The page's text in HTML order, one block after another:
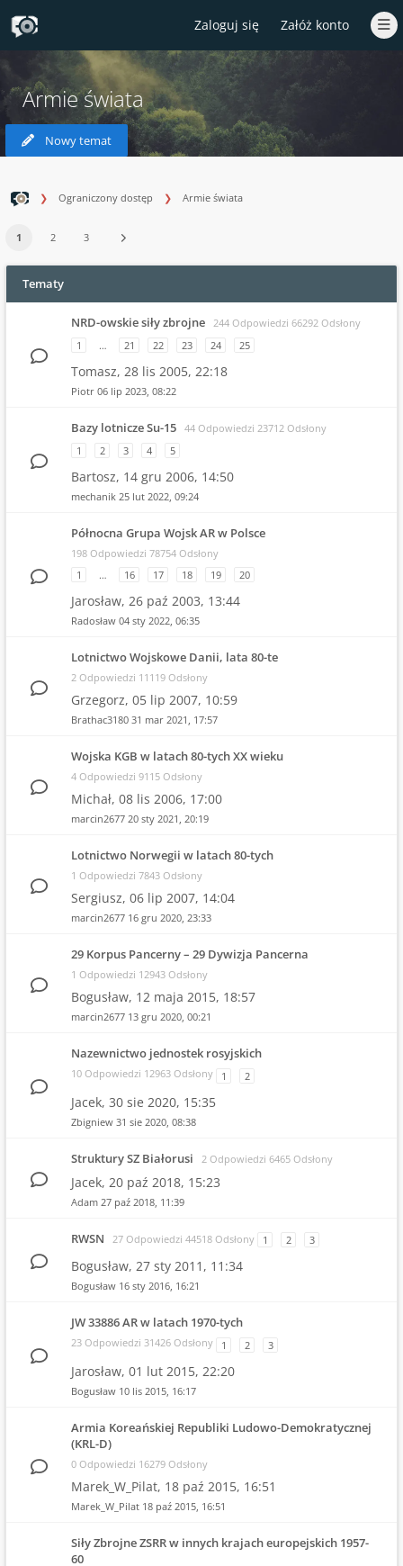
Zaloguj się Załóż konto
Armie świata
Nowy temat
Ograniczony dostęp Armie świata
1 2 3
Tematy
NRD-owskie siły zbrojne 244 Odpowiedzi 66292 Odsłony
1
… 21 22 23 24 25
Tomasz, 28 lis 2005, 22:18
Piotr 06 lip 2023, 08:22
Bazy lotnicze Su-15 44 Odpowiedzi 23712 Odsłony
1
2 3 4 5
Bartosz, 14 gru 2006, 14:50
mechanik 25 lut 2022, 09:24
Północna Grupa Wojsk AR w Polsce
198 Odpowiedzi 78754 Odsłony
1
… 16 17 18 19 20
Jarosław, 26 paź 2003, 13:44
Radosław 04 sty 2022, 06:35
Lotnictwo Wojskowe Danii, lata 80-te
2 Odpowiedzi 11119 Odsłony
Grzegorz, 05 lip 2007, 10:59
Brathac3180 31 mar 2021, 17:57
Wojska KGB w latach 80-tych XX wieku
4 Odpowiedzi 9115 Odsłony
Michał, 08 lis 2006, 17:00
marcin2677 20 sty 2021, 20:19
Lotnictwo Norwegii w latach 80-tych
1 Odpowiedzi 7843 Odsłony
Sergiusz, 06 lip 2007, 14:04
marcin2677 16 gru 2020, 23:33
29 Korpus Pancerny – 29 Dywizja Pancerna
1 Odpowiedzi 12943 Odsłony
Bogusław, 12 maja 2015, 18:57
marcin2677 13 gru 2020, 00:21
Nazewnictwo jednostek rosyjskich
10 Odpowiedzi 12963 Odsłony 1 2
Jacek, 30 sie 2020, 15:35
Zbigniew 31 sie 2020, 08:38
Struktury SZ Białorusi 2 Odpowiedzi 6465 Odsłony
Jacek, 20 paź 2018, 15:23
Adam 27 paź 2018, 11:39
RWSN 27 Odpowiedzi 44518 Odsłony 1 2 3
Bogusław, 27 sty 2011, 11:34
Bogusław 16 sty 2016, 16:21
JW 33886 AR w latach 1970-tych
23 Odpowiedzi 31426 Odsłony 1 2 3
Jarosław, 01 lut 2015, 22:20
Bogusław 10 lis 2015, 16:17
Armia Koreańskiej Republiki Ludowo-Demokratycznej
(KRL-D)
0 Odpowiedzi 16279 Odsłony
Marek_W_Pilat, 18 paź 2015, 16:51
Marek_W_Pilat 18 paź 2015, 16:51
Siły Zbrojne ZSRR w innych krajach europejskich 1957-
60